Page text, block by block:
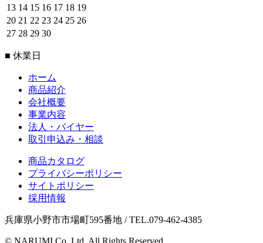
13 14 15 16 17 18 19
20 21 22 23 24 25 26
27 28 29 30
■ 休業日
ホーム
商品紹介
会社概要
事業内容
法人・バイヤー
取引申込み・相談
商品カタログ
プライバシーポリシー
サイトポリシー
採用情報
兵庫県小野市市場町595番地 / TEL.079-462-4385
© NARUMI Co.,Ltd. All Rights Reserved.